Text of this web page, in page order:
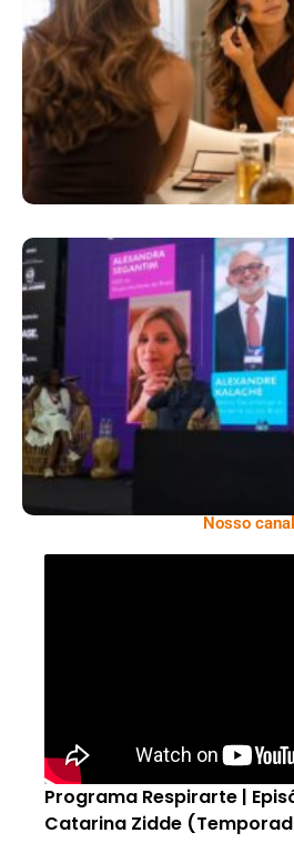
O Luxo Acessível
Longevidade, Inclusão E
Rio Innovation
Nosso canal
Programa Respirarte |
Catarina Zidde